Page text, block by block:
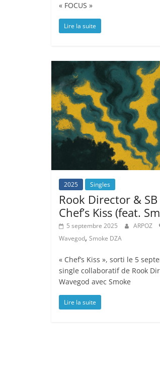
« FOCUS »
Lire la suite
2025 Singles
Rook Director &
Chef’s Kiss (feat.
5 septembre 2025 ARPOZ
Wavegod, Smoke DZA
« Chef’s Kiss », sorti le 5
single collaboratif de Rook
Wavegod avec Smoke
Lire la suite